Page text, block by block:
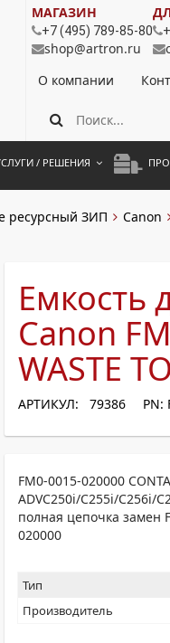
МАГАЗИН
+7 (495) 789-85-80
shop@artron.ru
О компании
/ РЕШЕНИЯ
ОБОРУДОВАНИЯ
ресурсный ЗИП Canon
Емкость
Canon
WASTE
АРТИКУЛ: 79386 PN:
FM0-0015-020000
ADVC250i/C255i/C256i/
полная цепочка замен
020000
Тип
Производитель